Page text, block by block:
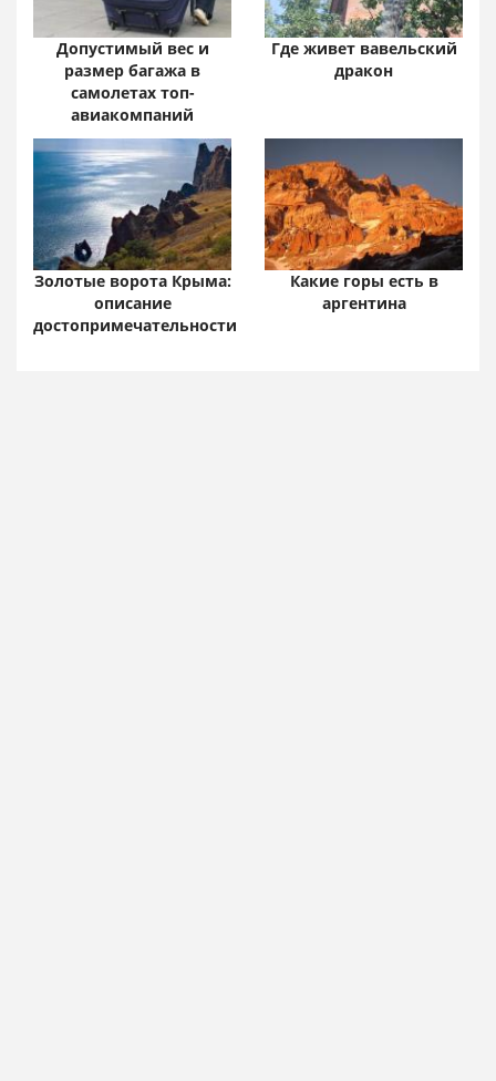
Допустимый вес и
размер багажа в
самолетах топ-
авиакомпаний
Где живет вавельский
дракон
Золотые ворота Крыма:
описание
достопримечательности
Какие горы есть в
аргентина